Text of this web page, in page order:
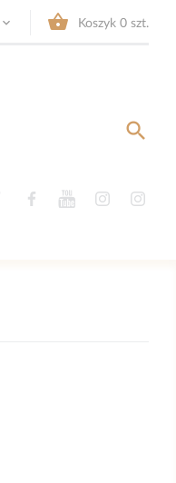
  Koszyk 0 szt.
FacebookFacebookYouTubeInstagram
